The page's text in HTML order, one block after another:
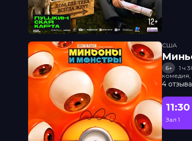
США
6+
1 ч
комедия,
4 отзыва
11:30
Зал 1